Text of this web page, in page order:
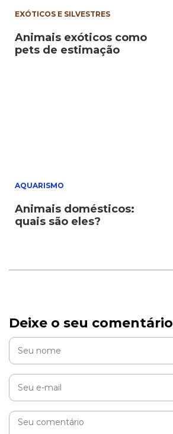
EXÓTICOS E SILVESTRES
Animais exóticos como
pets de estimação
AQUARISMO
Animais domésticos:
quais são eles?
Deixe o seu comentário